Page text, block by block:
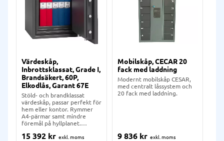
Värdeskåp,
Inbrottsklassat, Grade I,
Brandsäkert, 60P,
Elkodlås, Garant 67E
Stöld- och brandklassat
värdeskåp, passar perfekt för
hem eller kontor. Rymmer
A4-pärmar samt mindre
föremål på hyllplanet.
15 392 kr
Mobilskåp, CECAR 20
fack med laddning
Modernt mobilskåp CESAR,
med centralt låssystem och
20 fack med laddning.
9 836 kr